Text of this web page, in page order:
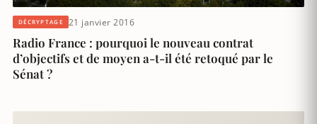
DÉCRYPTAGE 21 janvier 2016
Radio France : pourquoi le nouveau contrat
d’objectifs et de moyen a-t-il été retoqué par le
Sénat ?